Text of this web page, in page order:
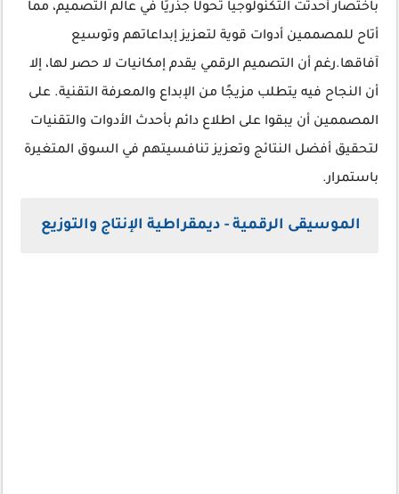
باختصار أحدثت التكنولوجيا تحولًا جذريًا في عالم التصميم، مما
أتاح للمصممين أدوات قوية لتعزيز إبداعاتهم وتوسيع
آفاقها.رغم أن التصميم الرقمي يقدم إمكانيات لا حصر لها، إلا
أن النجاح فيه يتطلب مزيجًا من الإبداع والمعرفة التقنية. على
المصممين أن يبقوا على اطلاع دائم بأحدث الأدوات والتقنيات
لتحقيق أفضل النتائج وتعزيز تنافسيتهم في السوق المتغيرة
باستمرار.
الموسيقى الرقمية - ديمقراطية الإنتاج والتوزيع